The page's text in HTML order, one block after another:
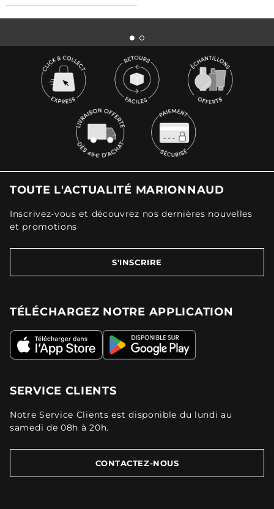
TOUTE L'ACTUALITÉ MARIONNAUD
Inscrivez-vous et découvrez nos dernières nouvelles
et promotions
S'INSCRIRE
TÉLÉCHARGEZ NOTRE APPLICATION
SERVICE CLIENTS
Notre Service Clients est disponible du lundi au
samedi de 08h à 20h.
CONTACTEZ-NOUS